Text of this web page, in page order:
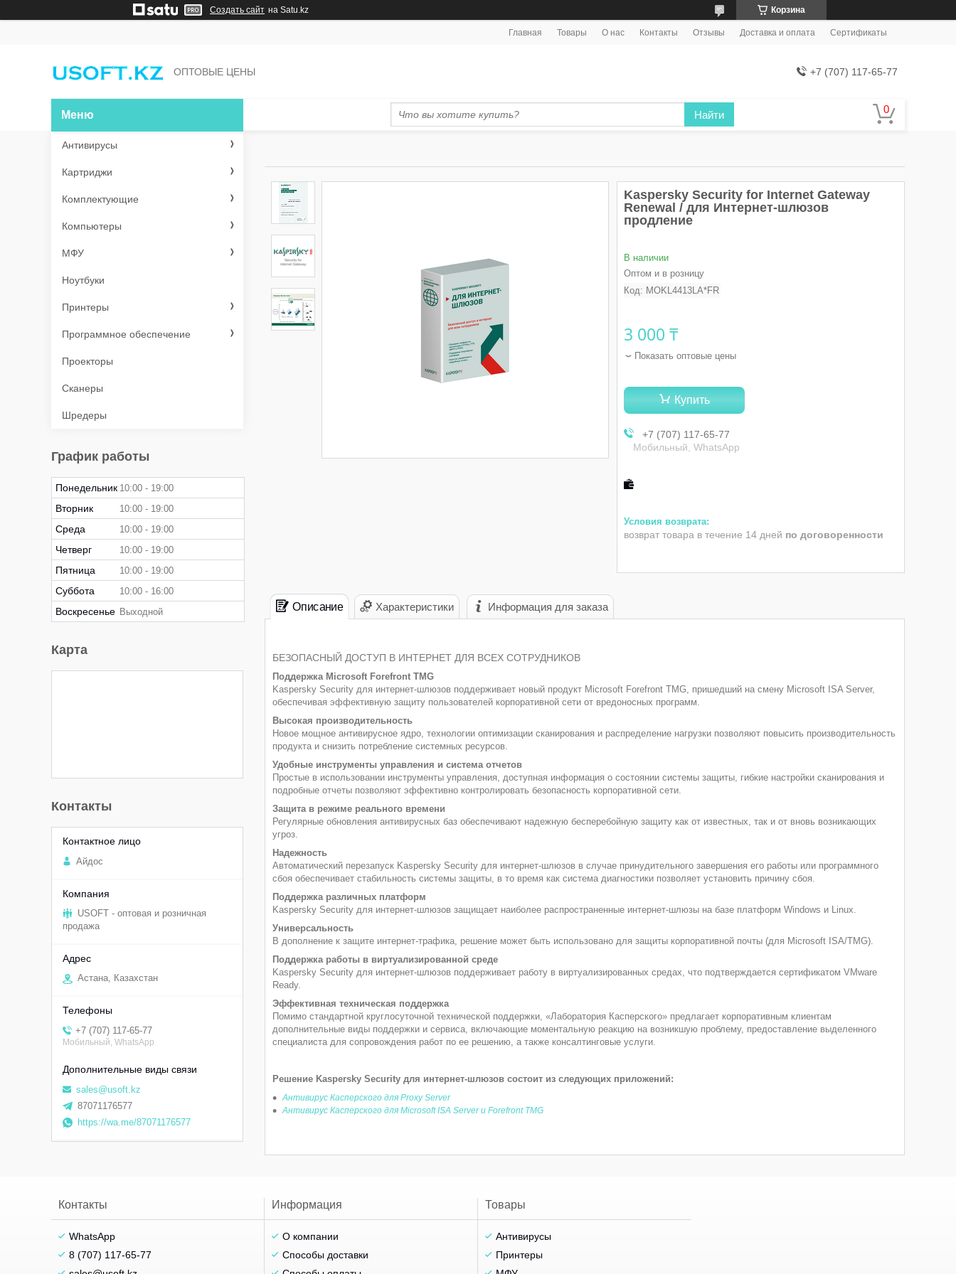
Создать сайт на Satu.kz Корзина
Главная Товары О нас Контакты Отзывы Доставка и оплата Сертификаты
ОПТОВЫЕ ЦЕНЫ +7 (707) 117-65-77
Найти
Kaspersky Security for Internet Gateway
Renewal / для Интернет-шлюзов
продление
В наличии
Оптом и в розницу
Код: MOKL4413LA*FR
3 000 ₸
Показать оптовые цены
Купить
+7 (707) 117-65-77
Мобильный, WhatsApp
возврат товара в течение 14 дней по договоренности
Описание Характеристики Информация для заказа
БЕЗОПАСНЫЙ ДОСТУП В ИНТЕРНЕТ ДЛЯ ВСЕХ СОТРУДНИКОВ
Поддержка Microsoft Forefront TMG
Kaspersky Security для интернет-шлюзов поддерживает новый продукт Microsoft Forefront TMG, пришедший на смену Microsoft ISA Server,
обеспечивая эффективную защиту пользователей корпоративной сети от вредоносных программ.
Высокая производительность
Новое мощное антивирусное ядро, технологии оптимизации сканирования и распределение нагрузки позволяют повысить производительность
продукта и снизить потребление системных ресурсов.
Удобные инструменты управления и система отчетов
Простые в использовании инструменты управления, доступная информация о состоянии системы защиты, гибкие настройки сканирования и
подробные отчеты позволяют эффективно контролировать безопасность корпоративной сети.
Защита в режиме реального времени
Регулярные обновления антивирусных баз обеспечивают надежную бесперебойную защиту как от известных, так и от вновь возникающих
угроз.
Надежность
Автоматический перезапуск Kaspersky Security для интернет-шлюзов в случае принудительного завершения его работы или программного
сбоя обеспечивает стабильность системы защиты, в то время как система диагностики позволяет установить причину сбоя.
Поддержка различных платформ
Kaspersky Security для интернет-шлюзов защищает наиболее распространенные интернет-шлюзы на базе платформ Windows и Linux.
Универсальность
В дополнение к защите интернет-трафика, решение может быть использовано для защиты корпоративной почты (для Microsoft ISA/TMG).
Поддержка работы в виртуализированной среде
Kaspersky Security для интернет-шлюзов поддерживает работу в виртуализированных средах, что подтверждается сертификатом VMware
Ready.
Эффективная техническая поддержка
Помимо стандартной круглосуточной технической поддержки, «Лаборатория Касперского» предлагает корпоративным клиентам
дополнительные виды поддержки и сервиса, включающие моментальную реакцию на возникшую проблему, предоставление выделенного
специалиста для сопровождения работ по ее решению, а также консалтинговые услуги.
Решение Kaspersky Security для интернет-шлюзов состоит из следующих приложений:
Антивирус Касперского для Proxy Server
Антивирус Касперского для Microsoft ISA Server и Forefront TMG
Антивирусы
Картриджи
Комплектующие
Компьютеры
МФУ
Ноутбуки
Принтеры
Программное обеспечение
Проекторы
Сканеры
Шредеры
График работы
Понедельник 10:00 19:00
Вторник 10:00 19:00
Среда 10:00 19:00
Четверг 10:00 19:00
Пятница 10:00 19:00
Суббота 10:00 16:00
Воскресенье Выходной
Карта
Контакты
Aйдоc
USOFT - оптовая и розничная
продажа
Астана, Казахстан
+7 (707) 117-65-77
Мобильный, WhatsApp
sales@usoft.kz
87071176577
https://wa.me/87071176577
Контакты
WhatsApp
8 (707) 117-65-77
Информация
О компании
Способы доставки
Товары
Антивирусы
Принтеры